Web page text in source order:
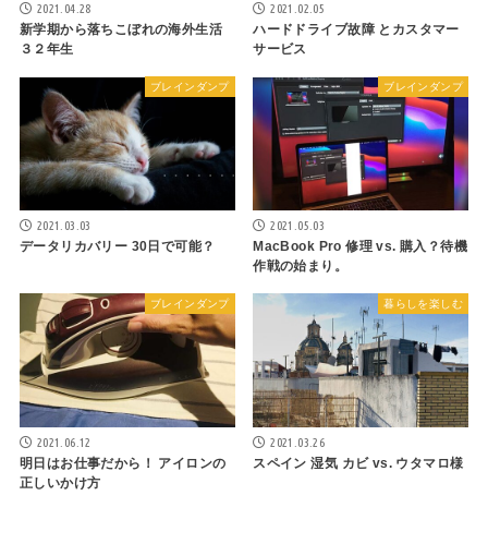
2021.04.28
新学期から落ちこぼれの海外生活
３２年生
2021.02.05
ハードドライブ故障 とカスタマー
サービス
ブレインダンプ
2021.03.03
データリカバリー 30日で可能？
ブレインダンプ
2021.05.03
MacBook Pro 修理 vs. 購入？待機
作戦の始まり。
ブレインダンプ
2021.06.12
明日はお仕事だから！ アイロンの
正しいかけ方
暮らしを楽しむ
2021.03.26
スペイン 湿気 カビ vs. ウタマロ様